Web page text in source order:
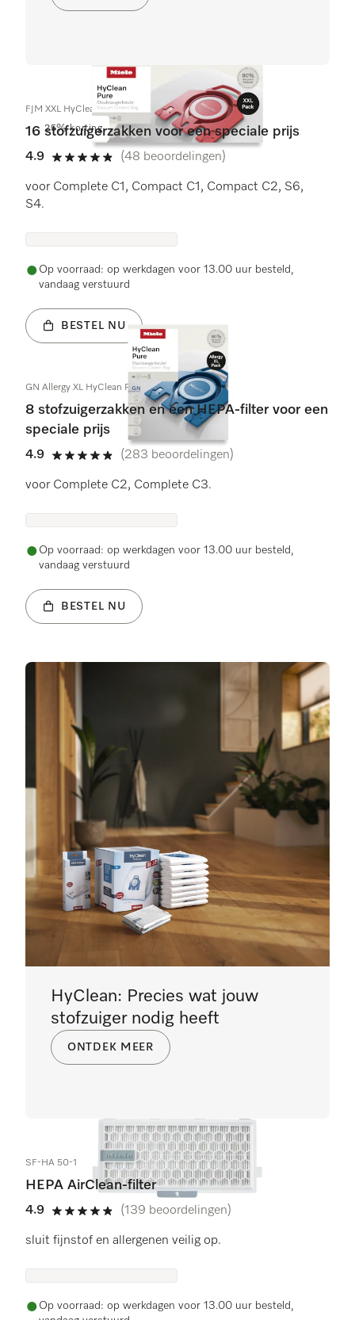
25% korting
FJM XXL HyClean Pure
16 stofzuigerzakken voor een speciale prijs
4.9
4.9 sterren op 5
(48 beoordelingen)
voor Complete C1, Compact C1, Compact C2, S6,
S4.
Op voorraad: op werkdagen voor 13.00 uur besteld,
vandaag verstuurd
BESTEL NU
GN Allergy XL HyClean Pure
8 stofzuigerzakken en een HEPA-filter voor een
speciale prijs
4.9
4.9 sterren op 5
(283 beoordelingen)
voor Complete C2, Complete C3.
Op voorraad: op werkdagen voor 13.00 uur besteld,
vandaag verstuurd
BESTEL NU
SF-HA 50-1
HEPA AirClean-filter
4.9
4.9 sterren op 5
(139 beoordelingen)
sluit fijnstof en allergenen veilig op.
Op voorraad: op werkdagen voor 13.00 uur besteld,
HyClean: Precies wat jouw
stofzuiger nodig heeft
ONTDEK MEER